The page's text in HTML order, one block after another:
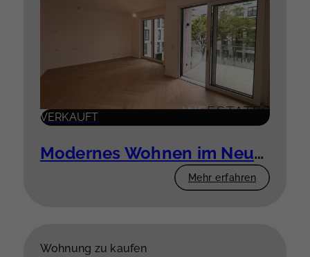
VERKAUFT
Modernes Wohnen im Neubau – 3 Zimmer mit Komfort
Mehr erfahren
Wohnung zu kaufen